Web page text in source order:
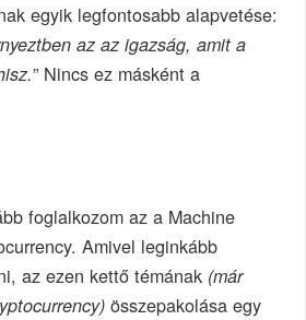
egyik legfontosabb alapvetése:
az az igazság, amit a
” Nincs ez másként a
foglalkozom az a Machine
Amivel leginkább
az ezen kettő témának (már
összepakolása egy